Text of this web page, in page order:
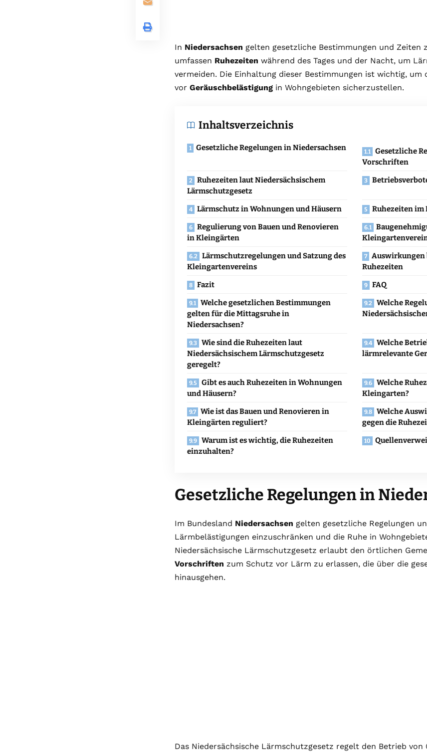
In Niedersachsen gelten gesetzliche Bestimmungen und Zeiten
umfassen Ruhezeiten während des Tages und der Nacht, um
vermeiden. Die Einhaltung dieser Bestimmungen ist wichtig, um
vor Geräuschbelästigung in Wohngebieten sicherzustellen.
Inhaltsverzeichnis
Gesetzliche Regelungen in Niedersachsen
Gesetzliche
Vorschriften
Ruhezeiten laut Niedersächsischem
Lärmschutzgesetz
Lärmschutz in Wohnungen und Häusern
Ruhezeiten
Regulierung von Bauen und Renovieren
in Kleingärten
Lärmschutzregelungen und Satzung des
Kleingartenvereins
Auswirkungen
Ruhezeiten
Fazit
FAQ
Welche gesetzlichen Bestimmungen
gelten für die Mittagsruhe in
Niedersachsen?
Welche
Wie sind die Ruhezeiten laut
Niedersächsischem Lärmschutzgesetz
geregelt?
Welche
lärmrelevante
Gibt es auch Ruhezeiten in Wohnungen
und Häusern?
Welche
Kleingarten?
Wie ist das Bauen und Renovieren in
Kleingärten reguliert?
Welche
gegen die
Warum ist es wichtig, die Ruhezeiten
einzuhalten?
Gesetzliche Regelungen in
Im Bundesland Niedersachsen gelten gesetzliche Regelungen
Lärmbelästigungen einzuschränken und die Ruhe in
Niedersächsische Lärmschutzgesetz erlaubt den örtlichen
Vorschriften zum Schutz vor Lärm zu erlassen, die über die
hinausgehen.
Das Niedersächsische Lärmschutzgesetz regelt den Betrieb von